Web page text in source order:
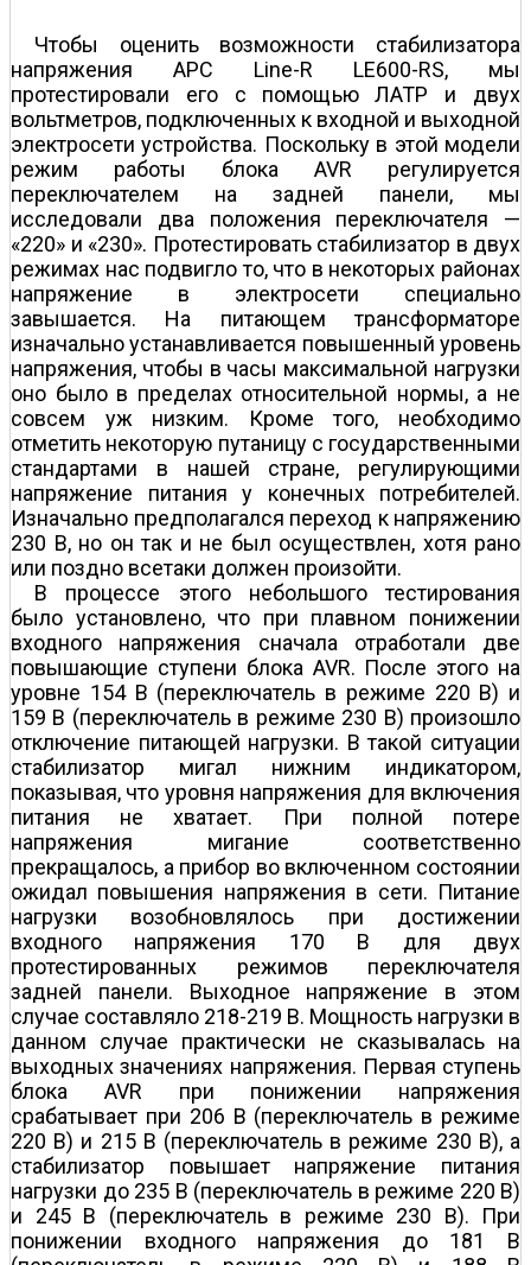
Чтобы оценить возможности стабилизатора
напряжения APC Line-R LE600-RS, мы
протестировали его с помощью ЛАТР и двух
вольтметров, подключенных к входной и выходной
электросети устройства. Поскольку в этой модели
режим работы блока AVR регулируется
переключателем на задней панели, мы
исследовали два положения переключателя —
«220» и «230». Протестировать стабилизатор в двух
режимах нас подвигло то, что в некоторых районах
напряжение в электросети специально
завышается. На питающем трансформаторе
изначально устанавливается повышенный уровень
напряжения, чтобы в часы максимальной нагрузки
оно было в пределах относительной нормы, а не
совсем уж низким. Кроме того, необходимо
отметить некоторую путаницу с государственными
стандартами в нашей стране, регулирующими
напряжение питания у конечных потребителей.
Изначально предполагался переход к напряжению
230 В, но он так и не был осуществлен, хотя рано
или поздно все­таки должен произойти.
В процессе этого небольшого тестирования
было установлено, что при плавном понижении
входного напряжения сначала отработали две
повышающие ступени блока AVR. После этого на
уровне 154 В (переключатель в режиме 220 В) и
159 В (переключатель в режиме 230 В) произошло
отключение питающей нагрузки. В такой ситуации
стабилизатор мигал нижним индикатором,
показывая, что уровня напряжения для включения
питания не хватает. При полной потере
напряжения мигание соответственно
прекращалось, а прибор во включенном состоянии
ожидал повышения напряжения в сети. Питание
нагрузки возобновлялось при достижении
входного напряжения 170 В для двух
протестированных режимов переключателя
задней панели. Выходное напряжение в этом
случае составляло 218-219 В. Мощность нагрузки в
данном случае практически не сказывалась на
выходных значениях напряжения. Первая ступень
блока AVR при понижении напряжения
срабатывает при 206 В (переключатель в режиме
220 В) и 215 В (переключатель в режиме 230 В), а
стабилизатор повышает напряжение питания
нагрузки до 235 В (переключатель в режиме 220 В)
и 245 В (переключатель в режиме 230 В). При
понижении входного напряжения до 181 В